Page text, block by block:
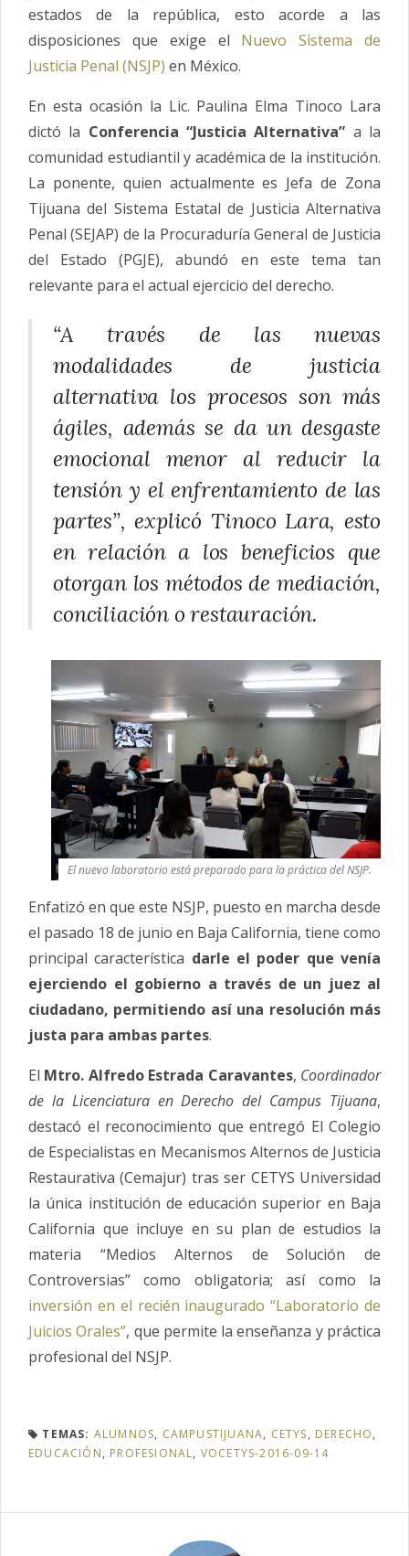
estados de la república, esto acorde a las
disposiciones que exige el Nuevo Sistema de
Justicia Penal (NSJP) en México.
En esta ocasión la Lic. Paulina Elma Tinoco Lara
dictó la Conferencia “Justicia Alternativa” a la
comunidad estudiantil y académica de la institución.
La ponente, quien actualmente es Jefa de Zona
Tijuana del Sistema Estatal de Justicia Alternativa
Penal (SEJAP) de la Procuraduría General de Justicia
del Estado (PGJE), abundó en este tema tan
relevante para el actual ejercicio del derecho.
“A través de las nuevas
modalidades de justicia
alternativa los procesos son más
ágiles, además se da un desgaste
emocional menor al reducir la
tensión y el enfrentamiento de las
partes”, explicó Tinoco Lara, esto
en relación a los beneficios que
otorgan los métodos de mediación,
conciliación o restauración.
El nuevo laboratorio está preparado para la práctica del NSJP.
Enfatizó en que este NSJP, puesto en marcha desde
el pasado 18 de junio en Baja California, tiene como
principal característica darle el poder que venía
ejerciendo el gobierno a través de un juez al
ciudadano, permitiendo así una resolución más
justa para ambas partes.
El Mtro. Alfredo Estrada Caravantes, Coordinador
de la Licenciatura en Derecho del Campus Tijuana,
destacó el reconocimiento que entregó El Colegio
de Especialistas en Mecanismos Alternos de Justicia
Restaurativa (Cemajur) tras ser CETYS Universidad
la única institución de educación superior en Baja
California que incluye en su plan de estudios la
materia “Medios Alternos de Solución de
Controversias” como obligatoria; así como la
inversión en el recién inaugurado “Laboratorio de
Juicios Orales”, que permite la enseñanza y práctica
profesional del NSJP.
TEMAS: ALUMNOS, CAMPUSTIJUANA, CETYS, DERECHO,
EDUCACIÓN, PROFESIONAL, VOCETYS-2016-09-14